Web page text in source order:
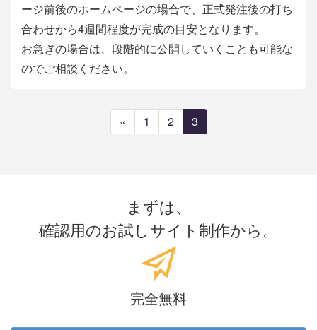
ージ前後のホームページの場合で、正式発注後の打ち
合わせから4週間程度が完成の目安となります。
お急ぎの場合は、段階的に公開していくことも可能な
のでご相談ください。
« 1 2 3
まずは、
確認用のお試しサイト制作から。
完全無料